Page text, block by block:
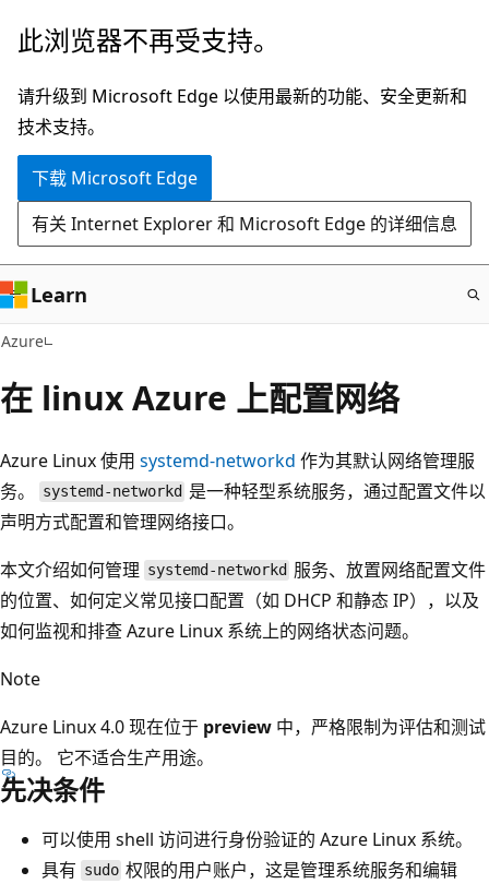
跳
主
要
内
此浏览器不再受支持。
请升级到 Microsoft Edge 以使用最新的功能、安全更新和
技术支持。
下载 Microsoft Edge
有关 Internet Explorer 和 Microsoft Edge 的详细信息
Learn
Azure
在 linux Azure 上配置网络
Azure Linux 使用 systemd-networkd 作为其默认网络管理服
务。
systemd-networkd 是一种轻型系统服务，通过配置文件以
声明方式配置和管理网络接口。
本文介绍如何管理 systemd-networkd 服务、放置网络配置文件
的位置、如何定义常见接口配置（如 DHCP 和静态 IP），以及
如何监视和排查 Azure Linux 系统上的网络状态问题。
Note
Azure Linux 4.0 现在位于 preview 中，严格限制为评估和测试
目的。 它不适合生产用途。
先决条件
可以使用 shell 访问进行身份验证的 Azure Linux 系统。
具有 sudo 权限的用户账户，这是管理系统服务和编辑